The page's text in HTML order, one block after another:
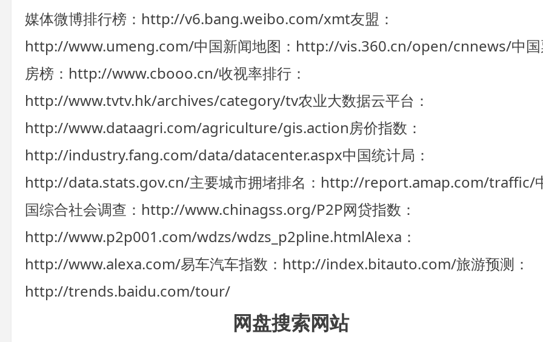
媒体微博排行榜：http://v6.bang.weibo.com/xmt友盟：
http://www.umeng.com/中国新闻地图：http://vis.360.cn/open/cnnews/中
房榜：http://www.cbooo.cn/收视率排行：
http://www.tvtv.hk/archives/category/tv农业大数据云平台：
http://www.dataagri.com/agriculture/gis.action房价指数：
http://industry.fang.com/data/datacenter.aspx中国统计局：
http://data.stats.gov.cn/主要城市拥堵排名：http://report.amap.com/traffic/
国综合社会调查：http://www.chinagss.org/P2P网贷指数：
http://www.p2p001.com/wdzs/wdzs_p2pline.htmlAlexa：
http://www.alexa.com/易车汽车指数：http://index.bitauto.com/旅游预测：
http://trends.baidu.com/tour/
网盘搜索网站